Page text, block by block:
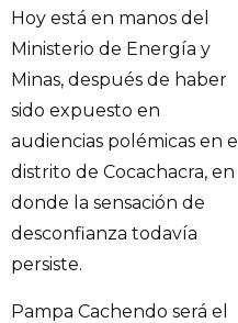
Hoy está en manos del
Ministerio de Energía y
Minas, después de haber
sido expuesto en
audiencias polémicas en el
distrito de Cocachacra, en
donde la sensación de
desconfianza todavía
persiste.
Pampa Cachendo será el